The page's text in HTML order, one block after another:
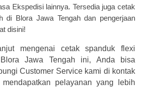
Ekspedisi lainnya. Tersedia juga cetak
di Blora Jawa Tengah dan pengerjaan
disini!
mengenai cetak spanduk flexi
Jawa Tengah ini, Anda bisa
Customer Service kami di kontak
pelayanan yang lebih